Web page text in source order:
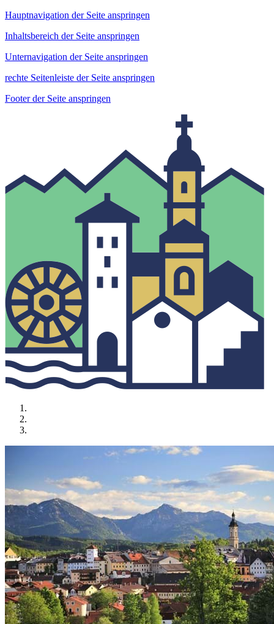
Hauptnavigation der Seite anspringen
Inhaltsbereich der Seite anspringen
Unternavigation der Seite anspringen
rechte Seitenleiste der Seite anspringen
Footer der Seite anspringen